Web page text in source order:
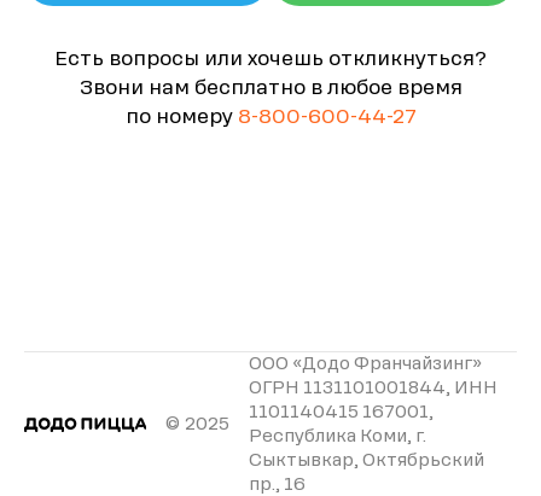
Есть вопросы или хочешь откликнуться?
Звони нам бесплатно в любое время
по номеру 8-800-600-44-27
© 2025
ООО «Додо Франчайзинг»
ОГРН 1131101001844, ИНН
1101140415 167001,
Республика Коми, г.
Сыктывкар, Октябрьский
пр., 16